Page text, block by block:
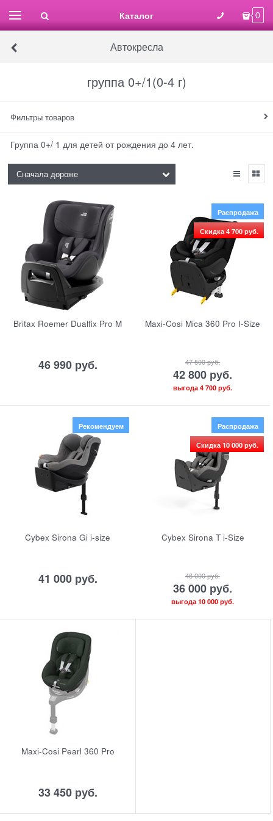
Каталог 0
Автокресла
группа 0+/1(0-4 г)
Фильтры товаров
Группа 0+/ 1 для детей от рождения до 4 лет.
Britax Roemer Dualfix Pro M
46 990 руб.
Maxi-Cosi Mica 360 Pro I-Size
47 500 руб.
42 800 руб.
выгода 4 700 руб.
Распродажа
Скидка 4 700 руб.
Cybex Sirona Gi i-size
41 000 руб.
Рекомендуем
Cybex Sirona T i-Size
46 000 руб.
36 000 руб.
выгода 10 000 руб.
Распродажа
Скидка 10 000 руб.
Maxi-Cosi Pearl 360 Pro
33 450 руб.